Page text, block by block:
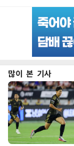
많이 본 기사